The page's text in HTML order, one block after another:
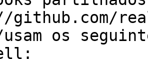
usam os